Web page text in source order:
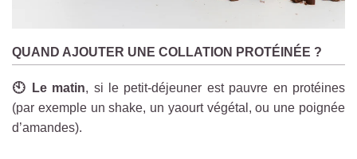
QUAND AJOUTER UNE COLLATION PROTÉINÉE ?
🕙 Le matin, si le petit-déjeuner est pauvre en protéines
(par exemple un shake, un yaourt végétal, ou une poignée
d’amandes).